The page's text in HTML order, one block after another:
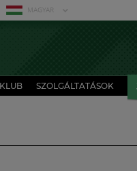
MAGYAR
KLUB SZOLGÁLTATÁSOK